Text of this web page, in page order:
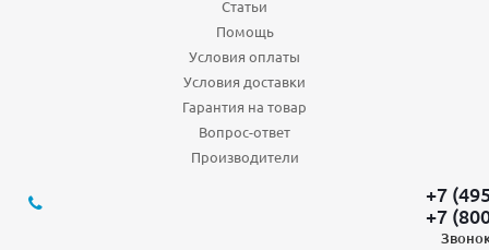
Статьи
Помощь
Условия оплаты
Условия доставки
Гарантия на товар
Вопрос-ответ
Производители
+7
+7